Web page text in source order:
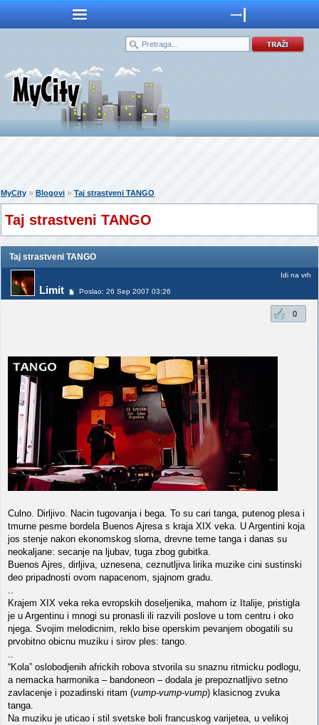
MyCity » Blogovi » Taj strastveni TANGO
Taj strastveni TANGO
Taj strastveni TANGO
Limit Poslao: 26 Sep 2007 03:26
Idi na vrh
0
Culno. Dirljivo. Nacin tugovanja i bega. To su cari tanga, putenog plesa i
tmurne pesme bordela Buenos Ajresa s kraja XIX veka. U Argentini koja
jos stenje nakon ekonomskog sloma, drevne teme tanga i danas su
neokaljane: secanje na ljubav, tuga zbog gubitka.
Buenos Ajres, dirljiva, uznesena, ceznutljiva lirika muzike cini sustinski
deo pripadnosti ovom napacenom, sjajnom gradu.
..
Krajem XIX veka reka evropskih doseljenika, mahom iz Italije, pristigla
je u Argentinu i mnogi su pronasli ili razvili poslove u tom centru i oko
njega. Svojim melodicnim, reklo bise operskim pevanjem obogatili su
prvobitno obicnu muziku i sirov ples: tango.
..
“Kola” oslobodjenih africkih robova stvorila su snaznu ritmicku podlogu,
a nemacka harmonika – bandoneon – dodala je prepoznatljivo setno
zavlacenje i pozadinski ritam (vump-vump-vump) klasicnog zvuka
tanga.
Na muziku je uticao i stil svetske boli francuskog varijetea, u velikoj